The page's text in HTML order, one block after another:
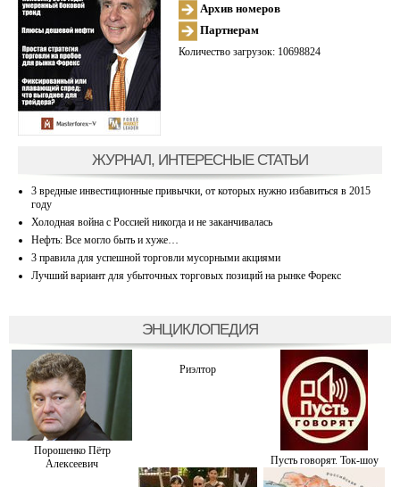
Архив номеров
Партнерам
Количество загрузок: 10698824
ЖУРНАЛ, ИНТЕРЕСНЫЕ СТАТЬИ
3 вредные инвестиционные привычки, от которых нужно избавиться в 2015
году
Холодная война с Россией никогда и не заканчивалась
Нефть: Все могло быть и хуже…
3 правила для успешной торговли мусорными акциями
Лучший вариант для убыточных торговых позиций на рынке Форекс
ЭНЦИКЛОПЕДИЯ
Порошенко Пётр
Алексеевич
Риэлтор
Пусть говорят. Ток-шоу